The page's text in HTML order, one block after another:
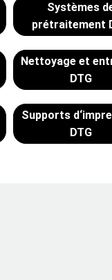
Systèmes
prétraitement
Nettoyage et
DTG
Supports
DTG